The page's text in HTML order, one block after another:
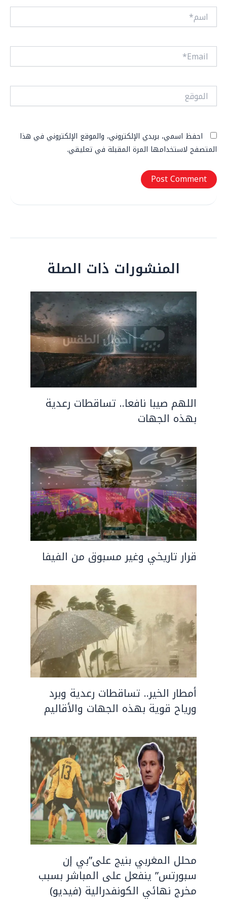
اسم*
Email*
الموقع
احفظ اسمي، بريدي الإلكتروني، والموقع الإلكتروني في هذا
المتصفح لاستخدامها المرة المقبلة في تعليقي.
المنشورات ذات الصلة
اللهم صيبا نافعا.. تساقطات رعدية
بهذه الجهات
قرار تاريخي وغير مسبوق من الفيفا
أمطار الخير.. تساقطات رعدية وبرد
ورياح قوية بهذه الجهات والأقاليم
محلل المغربي بنيج على”بي إن
سبورتس” ينفعل على المباشر بسبب
مخرج نهائي الكونفدرالية (فيديو)